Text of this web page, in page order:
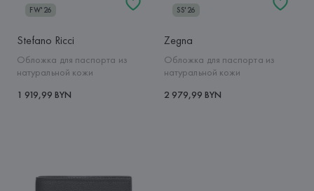
FW'26
Stefano Ricci
Обложка для паспорта из
натуральной кожи
1 919,99 BYN
SS'26
Zegna
Обложка для паспорта из
натуральной кожи
2 979,99 BYN